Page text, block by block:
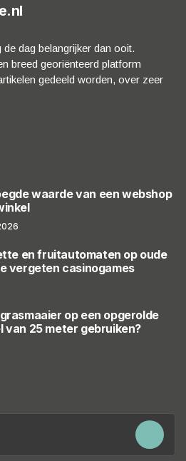
dag belangrijker dan ooit.
breed georiënteerd platform
gedeeld worden, over zeer
waarde van een webshop
en fruitautomaten op oude
vergeten casinogames
op een opgerolde
van 25 meter gebruiken?